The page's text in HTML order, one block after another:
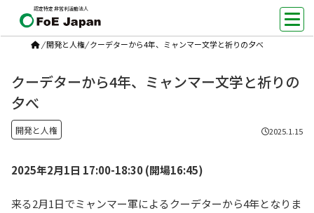
認定特定非営利活動法人
/開発と人権/ クーデターから4年、ミャンマー文学と祈りの夕べ
クーデターから4年、ミャンマー文学と祈りの
夕べ
開発と人権 2025.1.15
2025年2月1日 17:00-18:30 (開場16:45)
来る2月1日でミャンマー軍によるクーデターから4年となりま